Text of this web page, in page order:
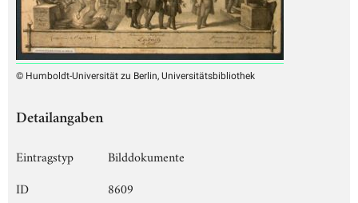
© Humboldt-Universität zu Berlin, Universitätsbibliothek
Detailangaben
Eintragstyp
Bilddokumente
ID
8609